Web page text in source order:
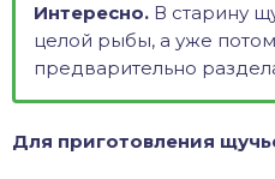
Интересно. В старину
целой рыбы, а уже
предварительно
Для приготовления